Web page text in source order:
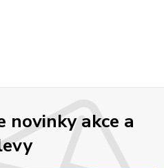
novinky akce a